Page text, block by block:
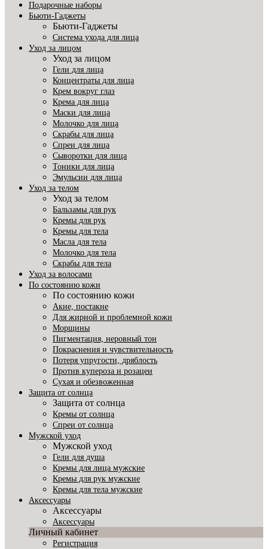
Подарочные наборы
Бьюти-Гаджеты
Бьюти-Гаджеты
Система ухода для лица
Уход за лицом
Уход за лицом
Гели для лица
Концентраты для лица
Крем вокруг глаз
Крема для лица
Маски для лица
Молочко для лица
Скрабы для лица
Спреи для лица
Сыворотки для лица
Тоники для лица
Эмульсии для лица
Уход за телом
Уход за телом
Бальзамы для рук
Кремы для рук
Кремы для тела
Масла для тела
Молочко для тела
Скрабы для тела
Уход за волосами
По состоянию кожи
По состоянию кожи
Акне, постакне
Для жирной и проблемной кожи
Морщины
Пигментация, неровный тон
Покраснения и чувствительность
Потеря упругости, дряблость
Против купероза и розацеи
Сухая и обезвоженная
Защита от солнца
Защита от солнца
Кремы от солнца
Спреи от солнца
Мужской уход
Мужской уход
Гели для душа
Кремы для лица мужские
Кремы для рук мужские
Кремы для тела мужские
Аксессуары
Аксессуары
Аксессуары
Личный кабинет
Регистрация